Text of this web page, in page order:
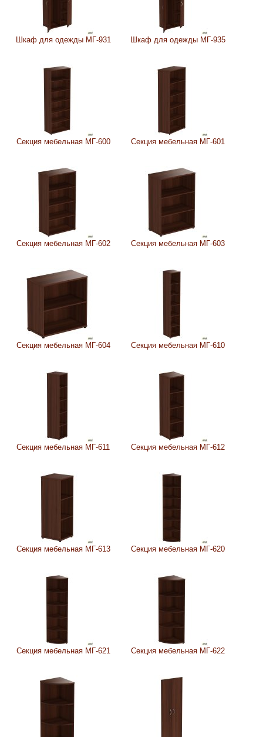
Шкаф для одежды МГ-931 Шкаф для одежды МГ-935
Секция мебельная МГ-600 Секция мебельная МГ-601
Секция мебельная МГ-602 Секция мебельная МГ-603
Секция мебельная МГ-604 Секция мебельная МГ-610
Секция мебельная МГ-611 Секция мебельная МГ-612
Секция мебельная МГ-613 Секция мебельная МГ-620
Секция мебельная МГ-621 Секция мебельная МГ-622